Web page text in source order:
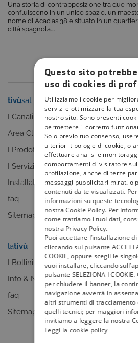
Una storia di contrapposizione tra due
confluiscono in un unico spazio, un
nome di Acacias 38 e situato in un
città spagnola….
tivùsat
I Canali
Area Clienti
I Prodotti
I Servizi
Installatori
faq
Sitemap
tivùla
I
I
La
faq
lativù
I Bollini
Info & News
faq
Sitemap
my
Questo sito
uso di cookies di
Utilizziamo i cookie per
servizi e ottimizzare la tua
nostro sito. Sono presenti
permettere il corretto
Solo previo tuo consenso,
ulteriori tipologie di cookie, o
effettuare analisi e
comportamenti di visitatore
profilazione, anche di terze
messaggi pubblicitari mirati o
contenuti da te visualizzati.
informazioni su queste
nostra Cookie Policy. Per
come trattiamo i tuoi dati,
nostra Privacy Policy.
Puoi accettare l’installazione
cliccando sul pulsante
COOKIE, oppure scegli le
vuoi installare, cliccando
pulsante SELEZIONA I
per chiudere il banner, la
navigazione avverrà in
altri strumenti di tracciamento
quelli tecnici; per maggiori
invitiamo a leggere la nostra
Leggi la cookie policy